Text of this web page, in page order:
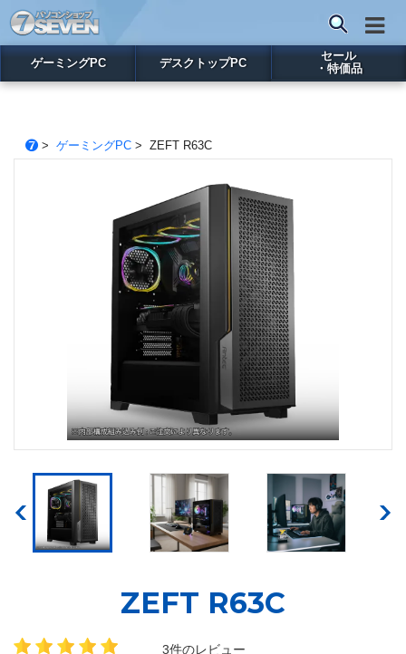
ゲーミングPC デスクトップPC
セール
・特価品
> ゲーミングPC> ZEFT R63C
ZEFT R63C
3件のレビュー